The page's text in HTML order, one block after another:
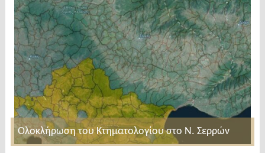
Ολοκλήρωση του Κτηματολογίου στο Ν. Σερρών